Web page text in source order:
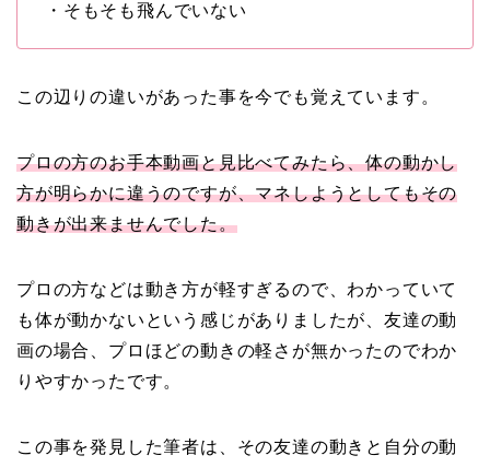
・そもそも飛んでいない
この辺りの違いがあった事を今でも覚えています。
プロの方のお手本動画と見比べてみたら、体の動かし
方が明らかに違うのですが、マネしようとしてもその
動きが出来ませんでした。
プロの方などは動き方が軽すぎるので、わかっていて
も体が動かないという感じがありましたが、友達の動
画の場合、プロほどの動きの軽さが無かったのでわか
りやすかったです。
この事を発見した筆者は、その友達の動きと自分の動